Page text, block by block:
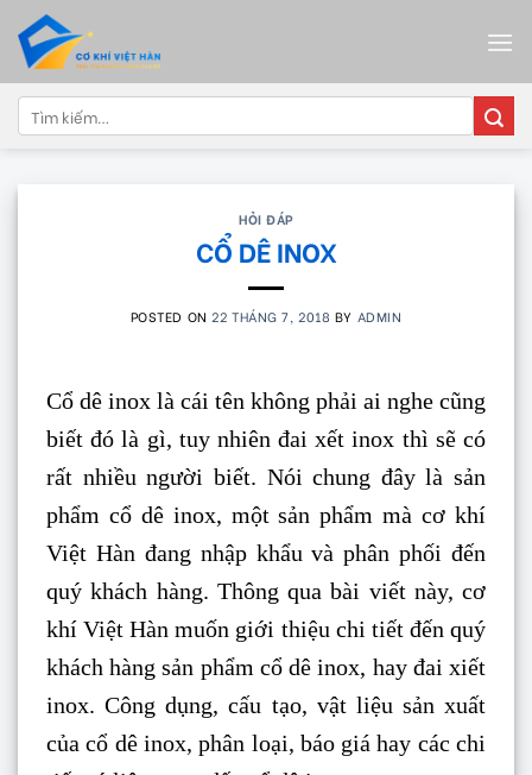
content
Tìm
kiếm:
HỎI ĐÁP
CỔ DÊ INOX
POSTED ON 22 THÁNG 7, 2018 BY ADMIN
Cổ dê inox là cái tên không phải ai nghe cũng
biết đó là gì, tuy nhiên đai xết inox thì sẽ có
rất nhiều người biết. Nói chung đây là sản
phẩm cổ dê inox, một sản phẩm mà cơ khí
Việt Hàn đang nhập khẩu và phân phối đến
quý khách hàng. Thông qua bài viết này, cơ
khí Việt Hàn muốn giới thiệu chi tiết đến quý
khách hàng sản phẩm cổ dê inox, hay đai xiết
inox. Công dụng, cấu tạo, vật liệu sản xuất
của cổ dê inox, phân loại, báo giá hay các chi